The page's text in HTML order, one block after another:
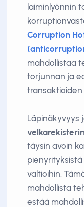
laiminlyönnin
Corruption
mahdollistaa
torjunnan ja
Läpinäkyvyys
velkarekisterin
täysin avoin
pienyrityksistä
valtioihin.
mahdollista
estää